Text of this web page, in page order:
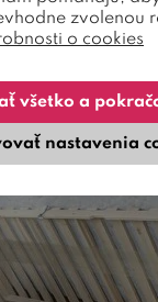
180 Kg. Povrchová
od 1 105,00€
zvolenou
o cookies
nastavenia
všetko a